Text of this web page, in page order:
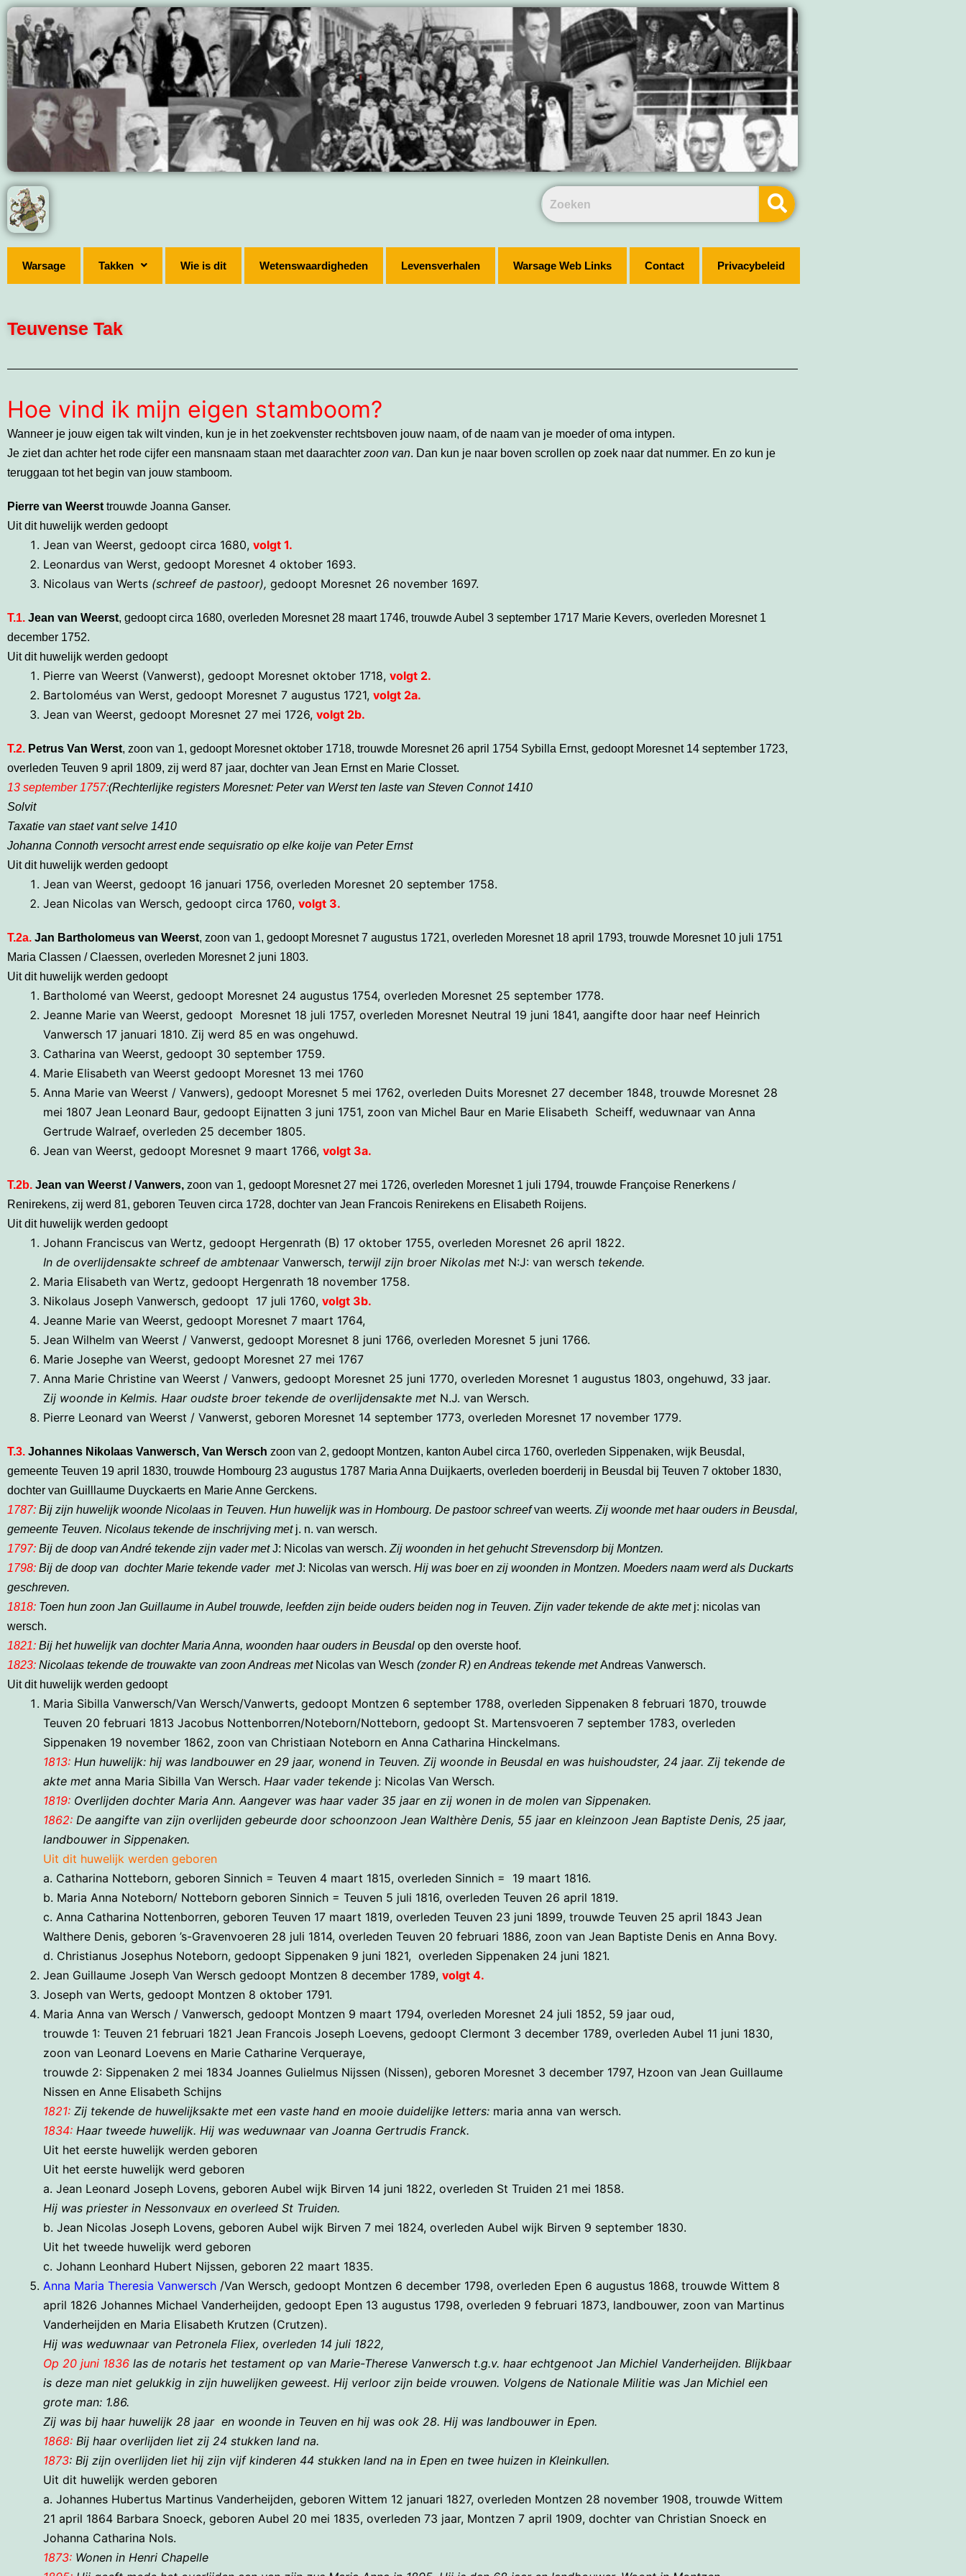
Warsage Takken Wie is dit Wetenswaardigheden Levensverhalen Warsage Web Links Contact Privacybeleid
Teuvense Tak
Hoe vind ik mijn eigen stamboom?
Wanneer je jouw eigen tak wilt vinden, kun je in het zoekvenster rechtsboven jouw naam, of de naam van je moeder of oma intypen.
Je ziet dan achter het rode cijfer een mansnaam staan met daarachter zoon van. Dan kun je naar boven scrollen op zoek naar dat nummer. En zo kun je
teruggaan tot het begin van jouw stamboom.
Pierre van Weerst trouwde Joanna Ganser.
Uit dit huwelijk werden gedoopt
Jean van Weerst, gedoopt circa 1680, volgt 1.
Leonardus van Werst, gedoopt Moresnet 4 oktober 1693.
Nicolaus van Werts (schreef de pastoor), gedoopt Moresnet 26 november 1697.
T.1. Jean van Weerst, gedoopt circa 1680, overleden Moresnet 28 maart 1746, trouwde Aubel 3 september 1717 Marie Kevers, overleden Moresnet 1
december 1752.
Uit dit huwelijk werden gedoopt
Pierre van Weerst (Vanwerst), gedoopt Moresnet oktober 1718, volgt 2.
Bartoloméus van Werst, gedoopt Moresnet 7 augustus 1721, volgt 2a.
Jean van Weerst, gedoopt Moresnet 27 mei 1726, volgt 2b.
T.2. Petrus Van Werst, zoon van 1, gedoopt Moresnet oktober 1718, trouwde Moresnet 26 april 1754 Sybilla Ernst, gedoopt Moresnet 14 september 1723,
overleden Teuven 9 april 1809, zij werd 87 jaar, dochter van Jean Ernst en Marie Closset.
13 september 1757:(Rechterlijke registers Moresnet: Peter van Werst ten laste van Steven Connot 1410
Solvit
Taxatie van staet vant selve 1410
Johanna Connoth versocht arrest ende sequisratio op elke koije van Peter Ernst
Uit dit huwelijk werden gedoopt
Jean van Weerst, gedoopt 16 januari 1756, overleden Moresnet 20 september 1758.
Jean Nicolas van Wersch, gedoopt circa 1760, volgt 3.
T.2a. Jan Bartholomeus van Weerst, zoon van 1, gedoopt Moresnet 7 augustus 1721, overleden Moresnet 18 april 1793, trouwde Moresnet 10 juli 1751
Maria Classen / Claessen, overleden Moresnet 2 juni 1803.
Uit dit huwelijk werden gedoopt
Bartholomé van Weerst, gedoopt Moresnet 24 augustus 1754, overleden Moresnet 25 september 1778.
Jeanne Marie van Weerst, gedoopt Moresnet 18 juli 1757, overleden Moresnet Neutral 19 juni 1841, aangifte door haar neef Heinrich
Vanwersch 17 januari 1810. Zij werd 85 en was ongehuwd.
Catharina van Weerst, gedoopt 30 september 1759.
Marie Elisabeth van Weerst gedoopt Moresnet 13 mei 1760
Anna Marie van Weerst / Vanwers), gedoopt Moresnet 5 mei 1762, overleden Duits Moresnet 27 december 1848, trouwde Moresnet 28
mei 1807 Jean Leonard Baur, gedoopt Eijnatten 3 juni 1751, zoon van Michel Baur en Marie Elisabeth Scheiff, weduwnaar van Anna
Gertrude Walraef, overleden 25 december 1805.
Jean van Weerst, gedoopt Moresnet 9 maart 1766, volgt 3a.
T.2b. Jean van Weerst / Vanwers, zoon van 1, gedoopt Moresnet 27 mei 1726, overleden Moresnet 1 juli 1794, trouwde Françoise Renerkens /
Renirekens, zij werd 81, geboren Teuven circa 1728, dochter van Jean Francois Renirekens en Elisabeth Roijens.
Uit dit huwelijk werden gedoopt
Johann Franciscus van Wertz, gedoopt Hergenrath (B) 17 oktober 1755, overleden Moresnet 26 april 1822.
In de overlijdensakte schreef de ambtenaar Vanwersch, terwijl zijn broer Nikolas met N:J: van wersch tekende.
Maria Elisabeth van Wertz, gedoopt Hergenrath 18 november 1758.
Nikolaus Joseph Vanwersch, gedoopt 17 juli 1760, volgt 3b.
Jeanne Marie van Weerst, gedoopt Moresnet 7 maart 1764,
Jean Wilhelm van Weerst / Vanwerst, gedoopt Moresnet 8 juni 1766, overleden Moresnet 5 juni 1766.
Marie Josephe van Weerst, gedoopt Moresnet 27 mei 1767
Anna Marie Christine van Weerst / Vanwers, gedoopt Moresnet 25 juni 1770, overleden Moresnet 1 augustus 1803, ongehuwd, 33 jaar.
Zij woonde in Kelmis. Haar oudste broer tekende de overlijdensakte met N.J. van Wersch.
Pierre Leonard van Weerst / Vanwerst, geboren Moresnet 14 september 1773, overleden Moresnet 17 november 1779.
T.3. Johannes Nikolaas Vanwersch, Van Wersch zoon van 2, gedoopt Montzen, kanton Aubel circa 1760, overleden Sippenaken, wijk Beusdal,
gemeente Teuven 19 april 1830, trouwde Hombourg 23 augustus 1787 Maria Anna Duijkaerts, overleden boerderij in Beusdal bij Teuven 7 oktober 1830,
dochter van Guilllaume Duyckaerts en Marie Anne Gerckens.
1787: Bij zijn huwelijk woonde Nicolaas in Teuven. Hun huwelijk was in Hombourg. De pastoor schreefvan weerts. Zij woonde met haar ouders in Beusdal,
gemeente Teuven. Nicolaus tekende de inschrijving met j. n. van wersch.
1797: Bij de doop van André tekende zijn vader metJ: Nicolas van wersch. Zij woonden in het gehucht Strevensdorp bij Montzen.
1798: Bij de doop van dochter Marie tekende vader metJ: Nicolas van wersch. Hij was boer en zij woonden in Montzen. Moeders naam werd als Duckarts
geschreven.
1818: Toen hun zoon Jan Guillaume in Aubel trouwde, leefden zijn beide ouders beiden nog in Teuven. Zijn vader tekende de akte met j: nicolas van
wersch.
1821: Bij het huwelijk van dochter Maria Anna, woonden haar ouders in Beusdal op den overste hoof.
1823: Nicolaas tekende de trouwakte van zoon Andreas met Nicolas van Wesch (zonder R) en Andreas tekende metAndreas Vanwersch.
Uit dit huwelijk werden gedoopt
Maria Sibilla Vanwersch/Van Wersch/Vanwerts, gedoopt Montzen 6 september 1788, overleden Sippenaken 8 februari 1870, trouwde
Teuven 20 februari 1813 Jacobus Nottenborren/Noteborn/Notteborn, gedoopt St. Martensvoeren 7 september 1783, overleden
Sippenaken 19 november 1862, zoon van Christiaan Noteborn en Anna Catharina Hinckelmans.
1813: Hun huwelijk: hij was landbouwer en 29 jaar, wonend in Teuven. Zij woonde in Beusdal en was huishoudster, 24 jaar. Zij tekende de
akte met anna Maria Sibilla Van Wersch. Haar vader tekende j: Nicolas Van Wersch.
1819: Overlijden dochter Maria Ann. Aangever was haar vader 35 jaar en zij wonen in de molen van Sippenaken.
1862: De aangifte van zijn overlijden gebeurde door schoonzoon Jean Walthère Denis, 55 jaar en kleinzoon Jean Baptiste Denis, 25 jaar,
landbouwer in Sippenaken.
Uit dit huwelijk werden geboren
a. Catharina Notteborn, geboren Sinnich = Teuven 4 maart 1815, overleden Sinnich = 19 maart 1816.
b. Maria Anna Noteborn/ Notteborn geboren Sinnich = Teuven 5 juli 1816, overleden Teuven 26 april 1819.
c. Anna Catharina Nottenborren, geboren Teuven 17 maart 1819, overleden Teuven 23 juni 1899, trouwde Teuven 25 april 1843 Jean
Walthere Denis, geboren ’s-Gravenvoeren 28 juli 1814, overleden Teuven 20 februari 1886, zoon van Jean Baptiste Denis en Anna Bovy.
d. Christianus Josephus Noteborn, gedoopt Sippenaken 9 juni 1821, overleden Sippenaken 24 juni 1821.
Jean Guillaume Joseph Van Wersch gedoopt Montzen 8 december 1789, volgt 4.
Joseph van Werts, gedoopt Montzen 8 oktober 1791.
Maria Anna van Wersch / Vanwersch, gedoopt Montzen 9 maart 1794, overleden Moresnet 24 juli 1852, 59 jaar oud,
trouwde 1: Teuven 21 februari 1821 Jean Francois Joseph Loevens, gedoopt Clermont 3 december 1789, overleden Aubel 11 juni 1830,
zoon van Leonard Loevens en Marie Catharine Verqueraye,
trouwde 2: Sippenaken 2 mei 1834 Joannes Gulielmus Nijssen (Nissen), geboren Moresnet 3 december 1797, Hzoon van Jean Guillaume
Nissen en Anne Elisabeth Schijns
1821: Zij tekende de huwelijksakte met een vaste hand en mooie duidelijke letters: maria anna van wersch.
1834: Haar tweede huwelijk. Hij was weduwnaar van Joanna Gertrudis Franck.
Uit het eerste huwelijk werden geboren
Uit het eerste huwelijk werd geboren
a. Jean Leonard Joseph Lovens, geboren Aubel wijk Birven 14 juni 1822, overleden St Truiden 21 mei 1858.
Hij was priester in Nessonvaux en overleed St Truiden.
b. Jean Nicolas Joseph Lovens, geboren Aubel wijk Birven 7 mei 1824, overleden Aubel wijk Birven 9 september 1830.
Uit het tweede huwelijk werd geboren
c. Johann Leonhard Hubert Nijssen, geboren 22 maart 1835.
Anna Maria Theresia Vanwersch /Van Wersch, gedoopt Montzen 6 december 1798, overleden Epen 6 augustus 1868, trouwde Wittem 8
april 1826 Johannes Michael Vanderheijden, gedoopt Epen 13 augustus 1798, overleden 9 februari 1873, landbouwer, zoon van Martinus
Vanderheijden en Maria Elisabeth Krutzen (Crutzen).
Hij was weduwnaar van Petronela Fliex, overleden 14 juli 1822,
Op 20 juni 1836 las de notaris het testament op van Marie-Therese Vanwersch t.g.v. haar echtgenoot Jan Michiel Vanderheijden. Blijkbaar
is deze man niet gelukkig in zijn huwelijken geweest. Hij verloor zijn beide vrouwen. Volgens de Nationale Militie was Jan Michiel een
grote man: 1.86.
Zij was bij haar huwelijk 28 jaar en woonde in Teuven en hij was ook 28. Hij was landbouwer in Epen.
1868: Bij haar overlijden liet zij 24 stukken land na.
1873: Bij zijn overlijden liet hij zijn vijf kinderen 44 stukken land na in Epen en twee huizen in Kleinkullen.
Uit dit huwelijk werden geboren
a. Johannes Hubertus Martinus Vanderheijden, geboren Wittem 12 januari 1827, overleden Montzen 28 november 1908, trouwde Wittem
21 april 1864 Barbara Snoeck, geboren Aubel 20 mei 1835, overleden 73 jaar, Montzen 7 april 1909, dochter van Christian Snoeck en
Johanna Catharina Nols.
1873: Wonen in Henri Chapelle